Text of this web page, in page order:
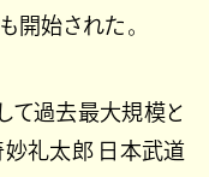
開始された。
て過去最大規模と
妙礼太郎 日本武道